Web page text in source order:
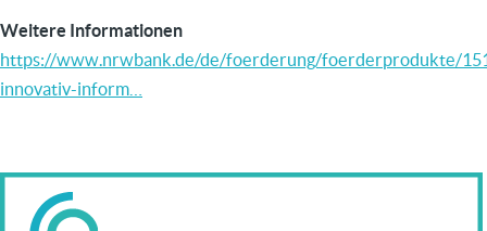
Weitere Informationen
https://www.nrwbank.de/de/foerderung/foerderprodukte/
innovativ-inform…